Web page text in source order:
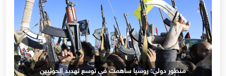
منظور دولي: روسيا ساهمت في توسع تهديد الحوثيين